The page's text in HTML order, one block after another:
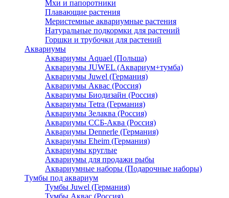
Мхи и папоротники
Плавающие растения
Меристемные аквариумные растения
Натуральные подкормки для растений
Горшки и трубочки для растений
Аквариумы
Аквариумы Aquael (Польша)
Аквариумы JUWEL (Аквариум+тумба)
Аквариумы Juwel (Германия)
Аквариумы Аквас (Россия)
Аквариумы Биодизайн (Россия)
Аквариумы Tetra (Германия)
Аквариумы Зелаква (Россия)
Аквариумы ССБ-Аква (Россия)
Аквариумы Dennerle (Германия)
Аквариумы Eheim (Германия)
Аквариумы круглые
Аквариумы для продажи рыбы
Аквариумные наборы (Подарочные наборы)
Тумбы под аквариум
Тумбы Juwel (Германия)
Тумбы Аквас (Россия)